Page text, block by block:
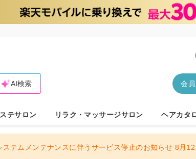
会
AI検索
テサロン リラク・マッサージサロン ヘアカタ
ステムメンテナンスに伴うサービス停止のお知らせ 8月